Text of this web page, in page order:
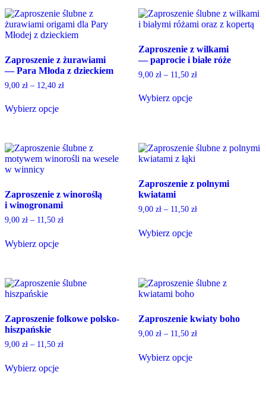
multiple
variants.
The
options
be
chosen
on
the
page
has
multiple
variants.
options
may
be
chosen
the
Zaproszenie z żurawiami
— Para Młoda z dzieckiem
9,00 zł – 12,40 zł
Wybierz opcje
has
multiple
variants.
The
may
be
chosen
on
product
Zaproszenie z wilkami
— paprocie i białe róże
9,00 zł– 11,50 zł
Wybierz opcje
multiple
variants.
The
may
be
chosen
on
product
Zaproszenie z winoroślą
i winogronami
9,00 zł – 11,50 zł
Wybierz opcje
has
multiple
variants.
options
may
be
chosen
the
Zaproszenie z polnymi
kwiatami
9,00 zł– 11,50 zł
Wybierz opcje
multiple
variants.
The
may
be
chosen
the
Zaproszenie folkowe polsko-
hiszpańskie
9,00 zł – 11,50 zł
Wybierz opcje
Zaproszenie kwiaty boho
9,00 zł– 11,50 zł
Wybierz opcje